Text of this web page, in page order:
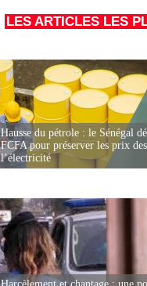
LES ARTICLES LES
Hausse du pétrole : le Sénégal
FCFA pour préserver les prix
l’électricité